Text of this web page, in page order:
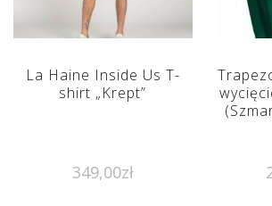
La Haine Inside Us T-
shirt „Krept”
349,00zł